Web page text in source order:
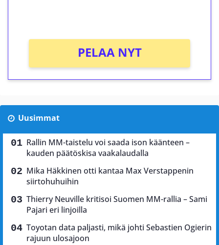
PELAA NYT
Uusimmat
Rallin MM-taistelu voi saada ison käänteen –
kauden päätöskisa vaakalaudalla
Mika Häkkinen otti kantaa Max Verstappenin
siirtohuhuihin
Thierry Neuville kritisoi Suomen MM-rallia – Sami
Pajari eri linjoilla
Toyotan data paljasti, mikä johti Sebastien Ogierin
rajuun ulosajoon